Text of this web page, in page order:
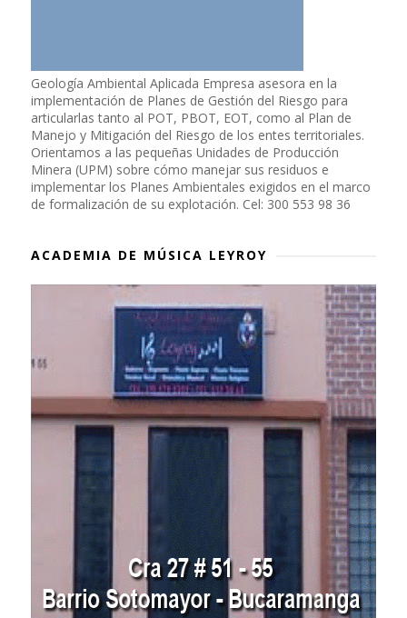
Geología Ambiental Aplicada Empresa asesora en la
implementación de Planes de Gestión del Riesgo para
articularlas tanto al POT, PBOT, EOT, como al Plan de
Manejo y Mitigación del Riesgo de los entes territoriales.
Orientamos a las pequeñas Unidades de Producción
Minera (UPM) sobre cómo manejar sus residuos e
implementar los Planes Ambientales exigidos en el marco
de formalización de su explotación. Cel: 300 553 98 36
ACADEMIA DE MÚSICA LEYROY